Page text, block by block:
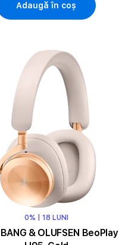
Adaugă în coș
0% | 18 LUNI
& OLUFSEN BeoPlay